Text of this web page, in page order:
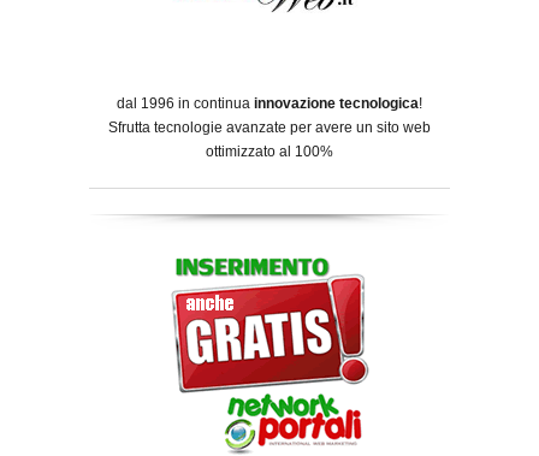
dal 1996 in continua innovazione tecnologica!
Sfrutta tecnologie avanzate per avere un sito web
ottimizzato al 100%